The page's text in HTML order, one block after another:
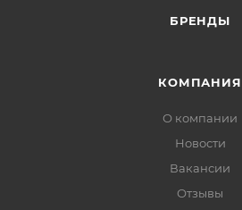
БРЕНДЫ
КОМПАНИЯ
О компании
Новости
Вакансии
Отзывы